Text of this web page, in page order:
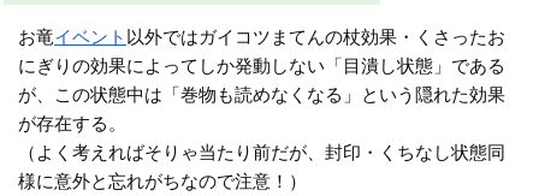
お竜イベント 以外ではガイコツまてんの杖効果・くさったお
にぎりの効果によってしか発動しない「目潰し状態」である
が、この状態中は「巻物も読めなくなる」という隠れた効果
が存在する。
（よく考えればそりゃ当たり前だが、封印・くちなし状態同
様に意外と忘れがちなので注意！）